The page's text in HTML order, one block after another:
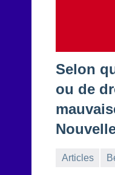
Selon
ou de
Articles